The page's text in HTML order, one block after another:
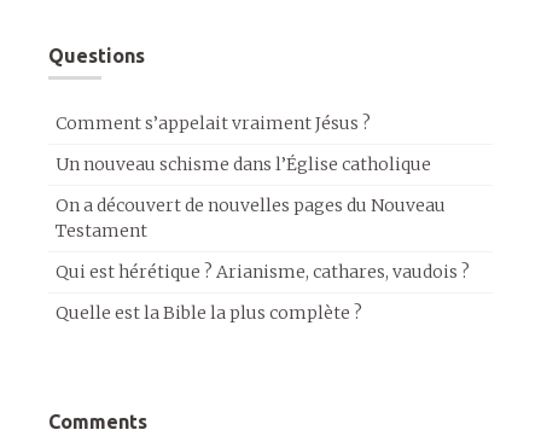
Questions
Comment s’appelait vraiment Jésus ?
Un nouveau schisme dans l’Église catholique
On a découvert de nouvelles pages du Nouveau
Testament
Qui est hérétique ? Arianisme, cathares, vaudois ?
Quelle est la Bible la plus complète ?
Comments